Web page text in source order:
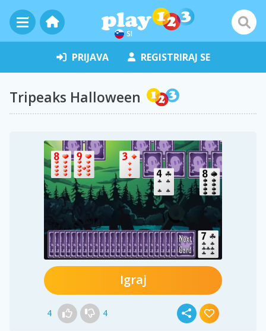
SI
PRIJAVA REGISTRIRAJ SE
Tripeaks Halloween
Igraj
4 4